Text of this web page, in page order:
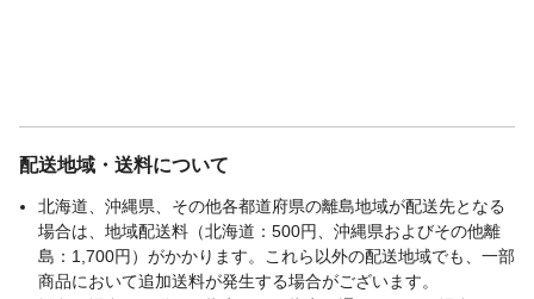
配送地域・送料について
北海道、沖縄県、その他各都道府県の離島地域が配送先となる
場合は、地域配送料（北海道：500円、沖縄県およびその他離
島：1,700円）がかかります。これら以外の配送地域でも、一部
商品において追加送料が発生する場合がございます。